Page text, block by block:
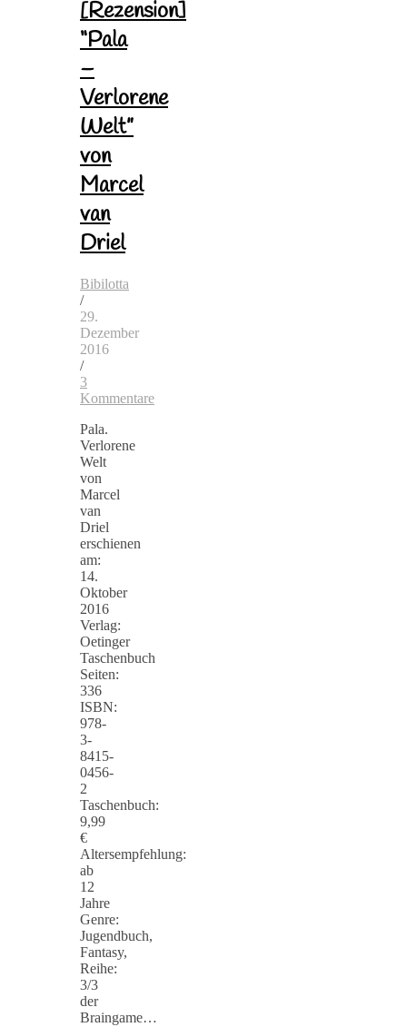
[Rezension]
“Pala
–
Verlorene
Welt”
von
Marcel
van
Driel
Bibilotta
/
29.
Dezember
2016
/
3
Kommentare
Pala.
Verlorene
Welt
von
Marcel
van
Driel
erschienen
am:
14.
Oktober
2016
Verlag:
Oetinger
Taschenbuch
Seiten:
336
ISBN:
978-
3-
8415-
0456-
2
Taschenbuch:
9,99
€
Altersempfehlung:
ab
12
Jahre
Genre:
Jugendbuch,
Fantasy,
Reihe:
3/3
der
Braingame…